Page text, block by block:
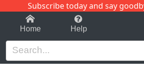
Subscribe today and say
1-9 C
Home Help